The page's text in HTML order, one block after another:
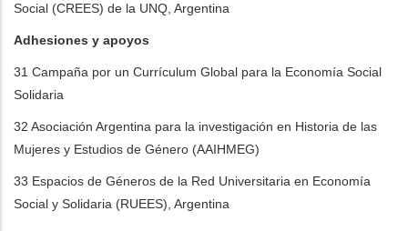
Social (CREES) de la UNQ, Argentina
Adhesiones y apoyos
31 Campaña por un Currículum Global para la Economía Social
Solidaria
32 Asociación Argentina para la investigación en Historia de las
Mujeres y Estudios de Género (AAIHMEG)
33 Espacios de Géneros de la Red Universitaria en Economía
Social y Solidaria (RUEES), Argentina